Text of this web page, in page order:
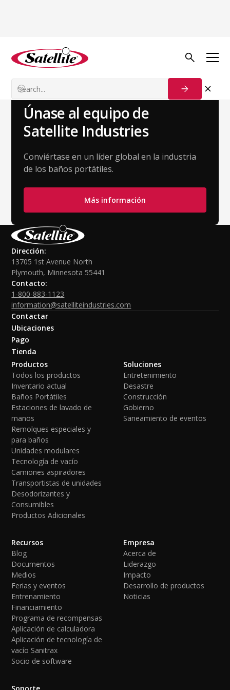
Yajaira Duenas
Gerente de Éxito del Cliente
Únase al equipo de
Satellite Industries
Conviértase en un líder global en la industria
de los baños portátiles.
Más información
Dirección:
13705 1st Avenue North
Plymouth, Minnesota 55441
Contacto:
1-800-883-1123
information@satelliteindustries.com
Contactar
Ubicaciones
Pago
Tienda
Productos
Todos los productos
Inventario actual
Baños Portátiles
Estaciones de lavado de
manos
Remolques especiales y
para baños
Unidades modulares
Tecnología de vacío
Camiones aspiradores
Transportistas de unidades
Desodorizantes y
Consumibles
Productos Adicionales
Soluciones
Entretenimiento
Desastre
Construcción
Gobierno
Saneamiento de eventos
Recursos
Blog
Documentos
Medios
Ferias y eventos
Entrenamiento
Financiamiento
Programa de recompensas
Aplicación de calculadora
Aplicación de tecnología de
vacío Sanitrax
Socio de software
Empresa
Acerca de
Liderazgo
Impacto
Desarrollo de productos
Noticias